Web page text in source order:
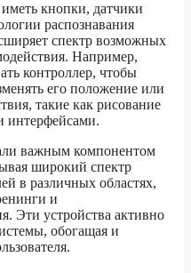
кнопки, датчики
распознавания
спектр возможных
Например,
контроллер, чтобы
его положение или
такие как рисование
интерфейсами.
важным компонентом
широкий спектр
в различных областях,
и
Эти устройства активно
обогащая и